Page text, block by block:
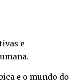
e
e o mundo do